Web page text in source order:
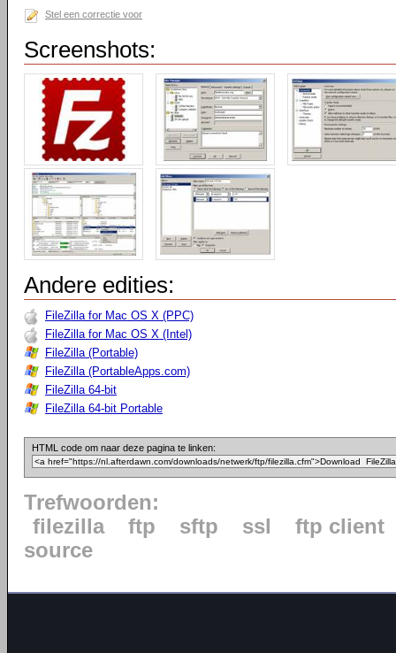
Stel een correctie voor
Screenshots:
Andere edities:
FileZilla for Mac OS X (PPC)
FileZilla for Mac OS X (Intel)
FileZilla (Portable)
FileZilla (PortableApps.com)
FileZilla 64-bit
FileZilla 64-bit Portable
HTML code om naar deze pagina te linken:
Trefwoorden:
filezilla
ftp sftp ssl
ftp client
source